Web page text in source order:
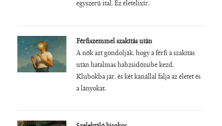
egyszerű ital. Ez életelixír.
Férfiszemmel szakítás után
A nők azt gondolják, hogy a férfi a szakítás
után hatalmas habzsidőzsibe kezd.
Klubokba jár, és két kanállal falja az életet és
a lányokat.